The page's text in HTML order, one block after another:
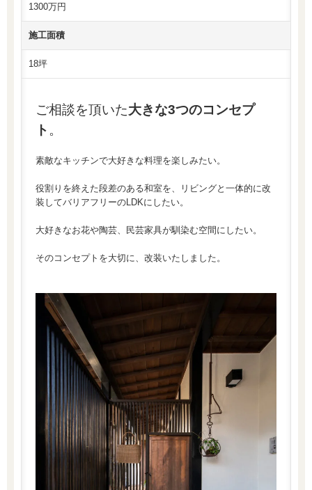
1300万円
施工面積
18坪
ご相談を頂いた大きな3つのコンセプ
ト 。
素敵なキッチンで大好きな料理を楽しみたい。
役割りを終えた段差のある和室を、リビングと一体的に改
装してバリアフリーのLDKにしたい。
大好きなお花や陶芸、民芸家具が馴染む空間にしたい。
そのコンセプトを大切に、改装いたしました。